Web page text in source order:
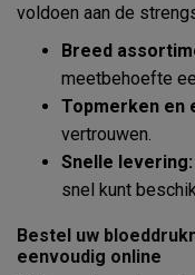
voldoen aan de
Breed
meetbehoefte
Topmerken en
vertrouwen.
Snelle levering:
snel kunt
Bestel uw
eenvoudig online